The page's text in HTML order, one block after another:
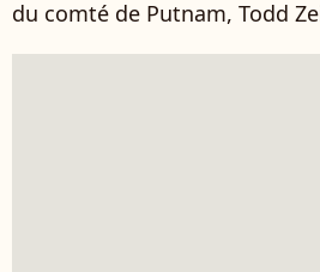
du comté de Putnam, Todd